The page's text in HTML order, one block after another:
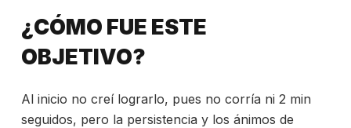
¿CÓMO FUE ESTE
OBJETIVO?
Al inicio no creí lograrlo, pues no corría ni 2 min
seguidos, pero la persistencia y los ánimos de